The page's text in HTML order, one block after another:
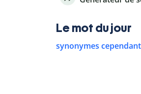
Le mot du jour
synonymes cependant